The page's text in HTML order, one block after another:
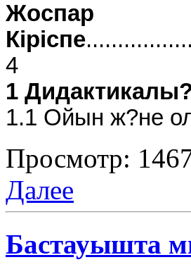
Жоспар
Кіріспе
4
1
1.1 Ойын ж?не
Просмотр:
Далее
Бастауышта